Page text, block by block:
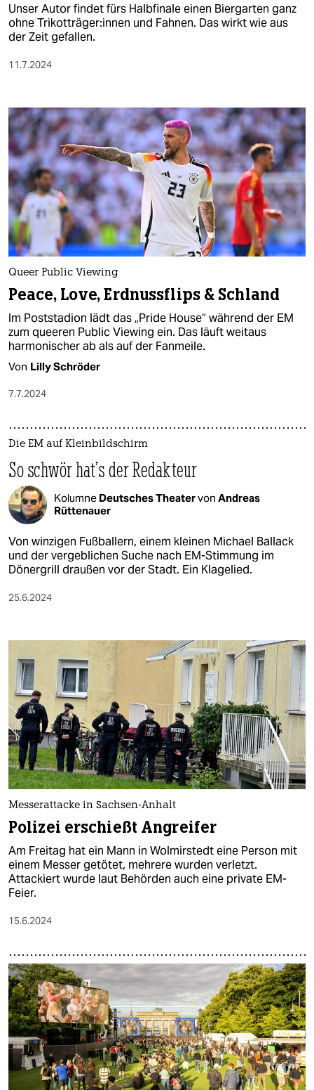
Unser Autor findet fürs Halbfinale einen Biergarten ganz
ohne Tri­kot­trä­ge­r:in­nen und Fahnen. Das wirkt wie aus
der Zeit gefallen.
11.7.2024
Queer Public Viewing
Peace, Love, Erdnussflips & Schland
Im Poststadion lädt das „Pride House“ während der EM
zum queeren Public Viewing ein. Das läuft weitaus
harmonischer ab als auf der Fanmeile.
Von Lilly Schröder
7.7.2024
Die EM auf Kleinbildschirm
So schwör hat’s der Redakteur
Kolumne Deutsches Theatervon Andreas
Rüttenauer
Von winzigen Fußballern, einem kleinen Michael Ballack
und der vergeblichen Suche nach EM-Stimmung im
Dönergrill draußen vor der Stadt. Ein Klagelied.
25.6.2024
Messerattacke in Sachsen-Anhalt
Polizei erschießt Angreifer
Am Freitag hat ein Mann in Wolmirstedt eine Person mit
einem Messer getötet, mehrere wurden verletzt.
Attackiert wurde laut Behörden auch eine private EM-
Feier.
15.6.2024